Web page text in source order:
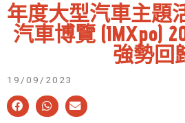
年度大型汽車主題
汽車博覽 (IMXpo)
強勢回
19/09/2023